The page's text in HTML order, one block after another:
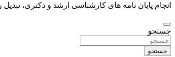
انجام پایان نامه های کارشناسی ارشد و دکتری،
جستجو
جستجو